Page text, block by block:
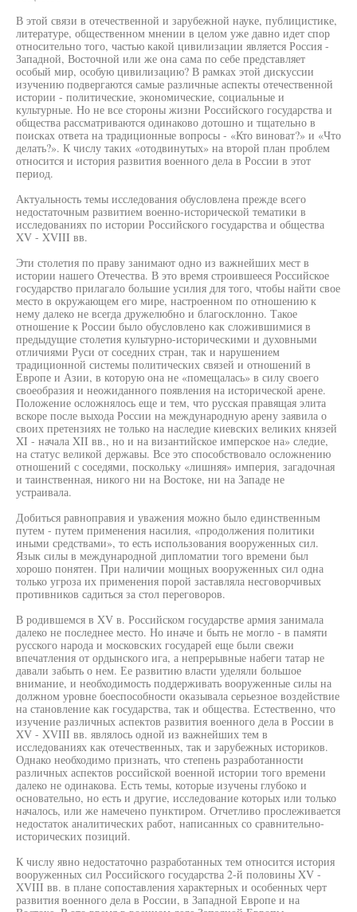
В этой связи в отечественной и зарубежной науке, публицистике,
литературе, общественном мнении в целом уже давно идет спор
относительно того, частью какой цивилизации является Россия -
Западной, Восточной или же она сама по себе представляет
особый мир, особую цивилизацию? В рамках этой дискуссии
изучению подвергаются самые различные аспекты отечественной
истории - политические, экономические, социальные и
культурные. Но не все стороны жизни Российского государства и
общества рассматриваются одинаково дотошно и тщательно в
поисках ответа на традиционные вопросы - «Кто виноват?» и «Что
делать?». К числу таких «отодвинутых» на второй план проблем
относится и история развития военного дела в России в этот
период.
Актуальность темы исследования обусловлена прежде всего
недостаточным развитием военно-исторической тематики в
исследованиях по истории Российского государства и общества
XV - XVIII вв.
Эти столетия по праву занимают одно из важнейших мест в
истории нашего Отечества. В это время строившееся Российское
государство прилагало большие усилия для того, чтобы найти свое
место в окружающем его мире, настроенном по отношению к
нему далеко не всегда дружелюбно и благосклонно. Такое
отношение к России было обусловлено как сложившимися в
предыдущие столетия культурно-историческими и духовными
отличиями Руси от соседних стран, так и нарушением
традиционной системы политических связей и отношений в
Европе и Азии, в которую она не «помещалась» в силу своего
своеобразия и неожиданного появления на исторической арене.
Положение осложнялось еще и тем, что русская правящая элита
вскоре после выхода России на международную арену заявила о
своих претензиях не только на наследие киевских великих князей
XI - начала XII вв., но и на византийское имперское на» следие,
на статус великой державы. Все это способствовало осложнению
отношений с соседями, поскольку «лишняя» империя, загадочная
и таинственная, никого ни на Востоке, ни на Западе не
устраивала.
Добиться равноправия и уважения можно было единственным
путем - путем применения насилия, «продолжения политики
иными средствами», то есть использования вооруженных сил.
Язык силы в международной дипломатии того времени был
хорошо понятен. При наличии мощных вооруженных сил одна
только угроза их применения порой заставляла несговорчивых
противников садиться за стол переговоров.
В родившемся в XV в. Российском государстве армия занимала
далеко не последнее место. Но иначе и быть не могло - в памяти
русского народа и московских государей еще были свежи
впечатления от ордынского ига, а непрерывные набеги татар не
давали забыть о нем. Ее развитию власти уделяли большое
внимание, и необходимость поддерживать вооруженные силы на
должном уровне боеспособности оказывала серьезное воздействие
на становление как государства, так и общества. Естественно, что
изучение различных аспектов развития военного дела в России в
XV - XVIII вв. являлось одной из важнейших тем в
исследованиях как отечественных, так и зарубежных историков.
Однако необходимо признать, что степень разработанности
различных аспектов российской военной истории того времени
далеко не одинакова. Есть темы, которые изучены глубоко и
основательно, но есть и другие, исследование которых или только
началось, или же намечено пунктиром. Отчетливо прослеживается
недостаток аналитических работ, написанных со сравнительно-
исторических позиций.
К числу явно недостаточно разработанных тем относится история
вооруженных сил Российского государства 2-й половины XV -
XVIII вв. в плане сопоставления характерных и особенных черт
развития военного дела в России, в Западной Европе и на